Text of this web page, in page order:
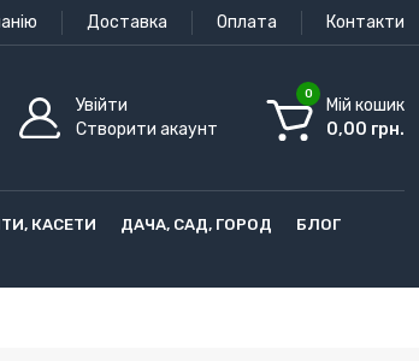
Доставка Оплата Контакти
Увійти
Створити акаунт
0
Мій кошик
0,00 грн.
КАСЕТИ ДАЧА, САД, ГОРОД БЛОГ